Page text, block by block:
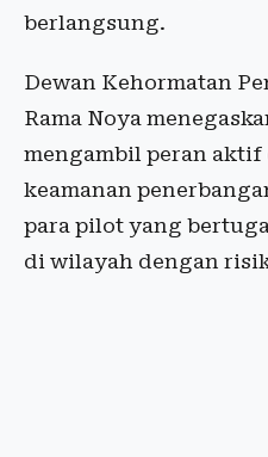
berlangsung.
Dewan Kehormatan
Rama Noya
mengambil peran aktif
keamanan
para pilot yang
di wilayah dengan